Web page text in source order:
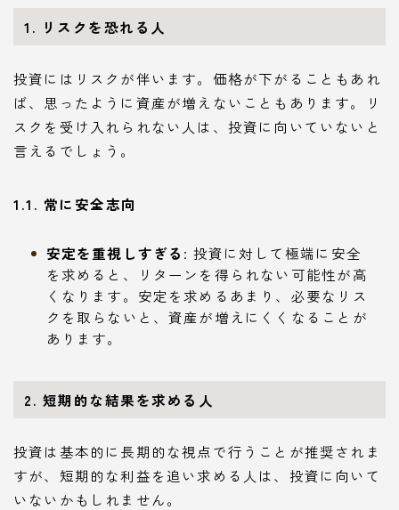
1. リスクを恐れる人
投資にはリスクが伴います。価格が下がることもあれ
ば、思ったように資産が増えないこともあります。リ
スクを受け入れられない人は、投資に向いていないと
言えるでしょう。
1.1. 常に安全志向
安定を重視しすぎる : 投資に対して極端に安全
を求めると、リターンを得られない可能性が高
くなります。安定を求めるあまり、必要なリス
クを取らないと、資産が増えにくくなることが
あります。
2. 短期的な結果を求める人
投資は基本的に長期的な視点で行うことが推奨されま
すが、短期的な利益を追い求める人は、投資に向いて
いないかもしれません。